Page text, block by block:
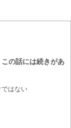
の話には続きがあ
はない